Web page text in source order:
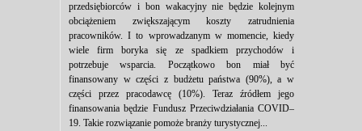
przedsiębiorców i bon wakacyjny nie będzie kolejnym
obciążeniem zwiększającym koszty zatrudnienia
pracowników. I to wprowadzanym w momencie, kiedy
wiele firm boryka się ze spadkiem przychodów i
potrzebuje wsparcia. Początkowo bon miał być
finansowany w części z budżetu państwa (90%), a w
części przez pracodawcę (10%). Teraz źródłem jego
finansowania będzie Fundusz Przeciwdziałania COVID–
19. Takie rozwiązanie pomoże branży turystycznej...